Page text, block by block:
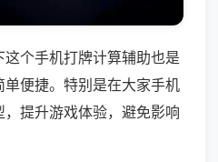
个手机打牌计算辅助也是
便捷。特别是在大家手机
提升游戏体验，避免影响